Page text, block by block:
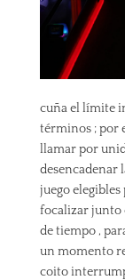
cuña el límite
términos ; por
llamar por
desencadenar
juego
focalizar junto
de tiempo ,
un momento
coito